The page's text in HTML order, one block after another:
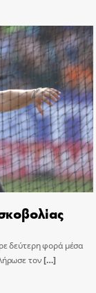
δεύτερη φορά μέσα
τον[…]